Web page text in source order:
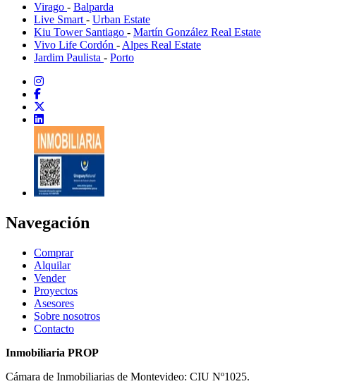
Virago - Balparda
Live Smart- Urban Estate
Kiu Tower Santiago - Martín González Real Estate
Vivo Life Cordón -Alpes Real Estate
Jardim Paulista - Porto
Navegación
Comprar
Alquilar
Vender
Proyectos
Asesores
Sobre nosotros
Contacto
Inmobiliaria PROP
Cámara de Inmobiliarias de Montevideo: CIU Nº1025.